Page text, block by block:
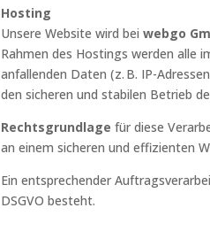
Hosting
Unsere Website wird beiwebgo
Rahmen des Hostings werden alle
anfallenden Daten (z. B. IP-
den sicheren und stabilen Betrieb
Rechtsgrundlage für diese
an einem sicheren und effizienten
Ein entsprechender
DSGVO besteht.